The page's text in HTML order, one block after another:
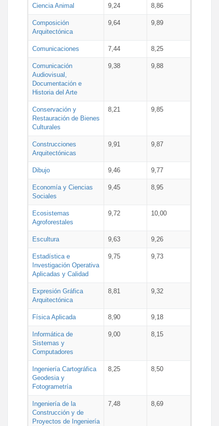
Ciencia Animal 9,24 8,86
Composición
Arquitectónica
9,64 9,89
Comunicaciones 7,44 8,25
Comunicación
Audiovisual,
Documentación e
Historia del Arte
9,38 9,88
Conservación y
Restauración de Bienes
Culturales
8,21 9,85
Construcciones
Arquitectónicas
9,91 9,87
Dibujo 9,46 9,77
Economía y Ciencias
Sociales
9,45 8,95
Ecosistemas
Agroforestales
9,72 10,00
Escultura 9,63 9,26
Estadística e
Investigación Operativa
Aplicadas y Calidad
9,75 9,73
Expresión Gráfica
Arquitectónica
8,81 9,32
Física Aplicada 8,90 9,18
Informática de
Sistemas y
Computadores
9,00 8,15
Ingeniería Cartográfica
Geodesia y
Fotogrametría
8,25 8,50
Ingeniería de la
Construcción y de
Proyectos de Ingeniería
7,48 8,69